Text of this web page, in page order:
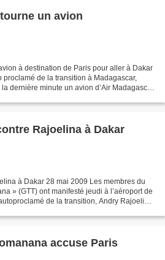
un avion
à destination de Paris pour aller à Dakar
de la transition à Madagascar,
dernière minute un avion d’Air Madagascar
Rajoelina à Dakar
à Dakar 28 mai 2009 Les membres du
» (GTT) ont manifesté jeudi à l’aéroport de
de la transition, Andry Rajoelina,
accuse Paris